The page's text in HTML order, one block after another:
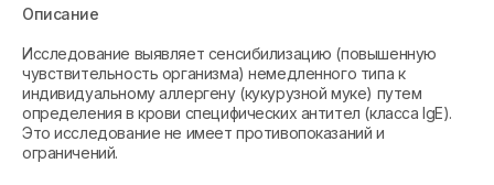
Описание
Исследование выявляет сенсибилизацию (повышенную
чувствительность организма) немедленного типа к
индивидуальному аллергену (кукурузной муке) путем
определения в крови специфических антител (класса IgE).
Это исследование не имеет противопоказаний и
ограничений.